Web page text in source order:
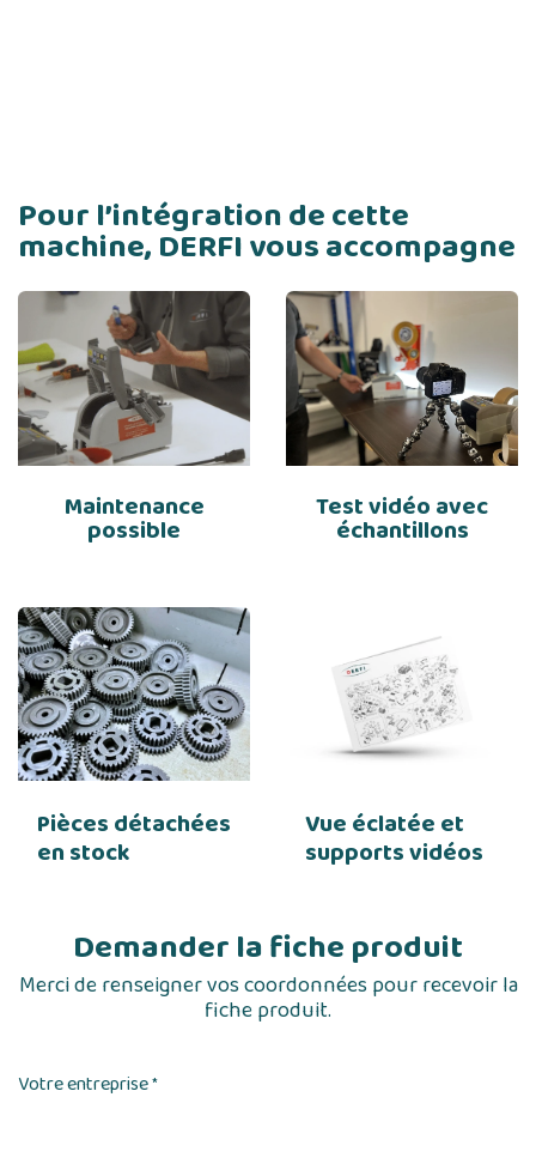
Pour l’intégration de cette
machine, DERFI vous accompagne
Maintenance
possible
Test vidéo avec
échantillons
Pièces détachées
en stock
Vue éclatée et
supports vidéos
Demander la fiche produit
Merci de renseigner vos coordonnées pour recevoir la
fiche produit.
Votre entreprise*